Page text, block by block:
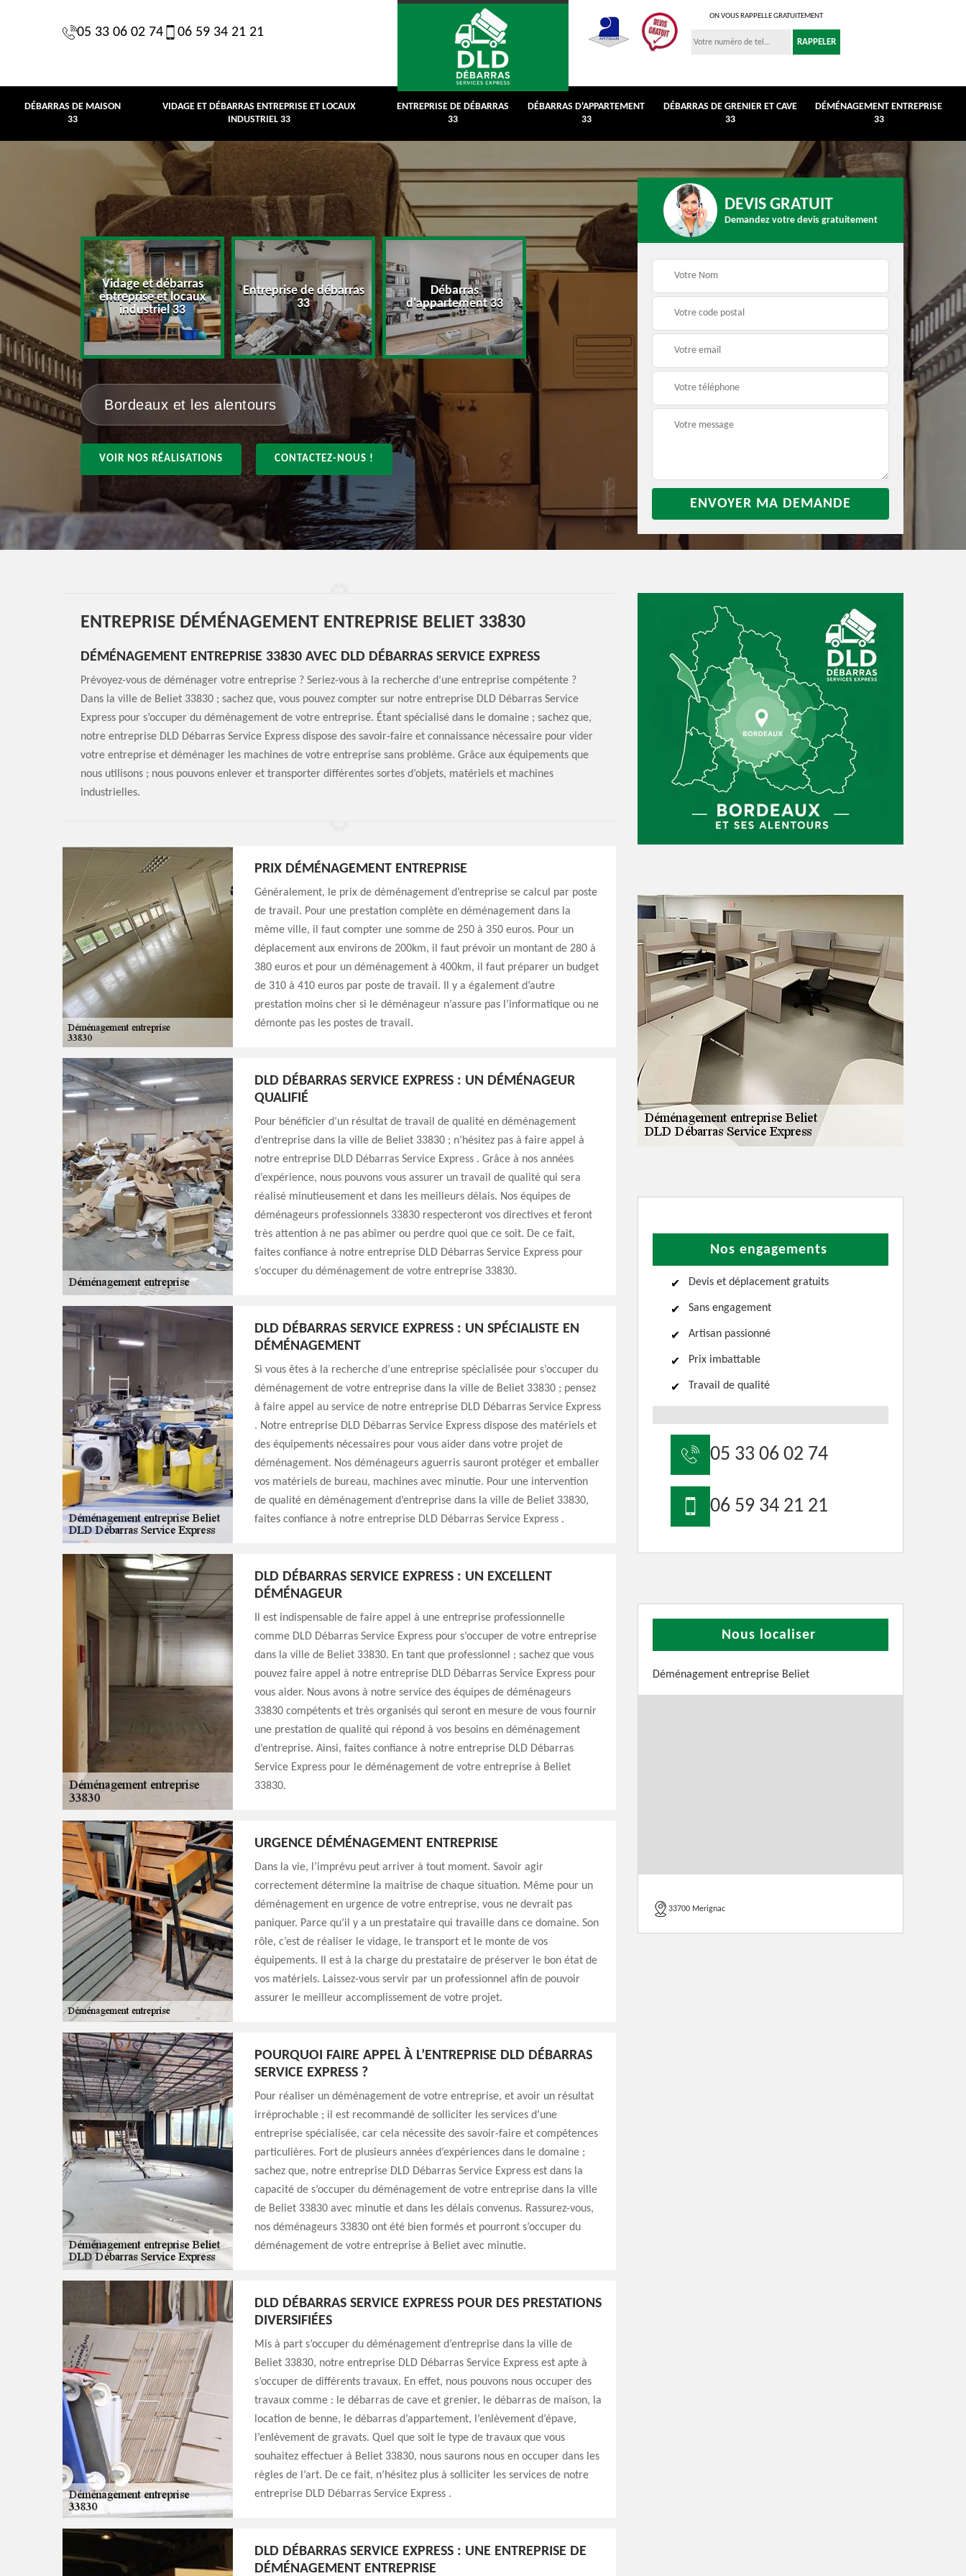
05 33 06 02 74 06 59 34 21 21
ON VOUS RAPPELLE GRATUITEMENT
DÉBARRAS DE MAISON
33
VIDAGE ET DÉBARRAS ENTREPRISE ET LOCAUX
INDUSTRIEL 33
ENTREPRISE DE DÉBARRAS
33
DÉBARRAS D'APPARTEMENT
33
DÉBARRAS DE GRENIER ET CAVE
33
DÉMÉNAGEMENT ENTREPRISE
33
maison 33
Vidage et débarras
entreprise et locaux
industriel 33
Entreprise de débarras
33
Débarras
d'appartement 33
Débarras de grenier et
Déménagement
Débarras de maison 33
Bordeaux et les alentours
VOIR NOS RÉALISATIONS CONTACTEZ-NOUS !
DEVIS GRATUIT
Demandez votre devis gratuitement
ENTREPRISE DÉMÉNAGEMENT ENTREPRISE BELIET 33830
DÉMÉNAGEMENT ENTREPRISE 33830 AVEC DLD DÉBARRAS SERVICE EXPRESS
Prévoyez-vous de déménager votre entreprise ? Seriez-vous à la recherche d’une entreprise compétente ?
Dans la ville de Beliet 33830 ; sachez que, vous pouvez compter sur notre entreprise DLD Débarras Service
Express pour s’occuper du déménagement de votre entreprise. Étant spécialisé dans le domaine ; sachez que,
notre entreprise DLD Débarras Service Express dispose des savoir-faire et connaissance nécessaire pour vider
votre entreprise et déménager les machines de votre entreprise sans problème. Grâce aux équipements que
nous utilisons ; nous pouvons enlever et transporter différentes sortes d’objets, matériels et machines
industrielles.
PRIX DÉMÉNAGEMENT ENTREPRISE
Généralement, le prix de déménagement d’entreprise se calcul par poste
de travail. Pour une prestation complète en déménagement dans la
même ville, il faut compter une somme de 250 à 350 euros. Pour un
déplacement aux environs de 200km, il faut prévoir un montant de 280 à
380 euros et pour un déménagement à 400km, il faut préparer un budget
de 310 à 410 euros par poste de travail. Il y a également d’autre
prestation moins cher si le déménageur n’assure pas l’informatique ou ne
démonte pas les postes de travail.
DLD DÉBARRAS SERVICE EXPRESS : UN DÉMÉNAGEUR
QUALIFIÉ
Pour bénéficier d’un résultat de travail de qualité en déménagement
d’entreprise dans la ville de Beliet 33830 ; n’hésitez pas à faire appel à
notre entreprise DLD Débarras Service Express . Grâce à nos années
d’expérience, nous pouvons vous assurer un travail de qualité qui sera
réalisé minutieusement et dans les meilleurs délais. Nos équipes de
déménageurs professionnels 33830 respecteront vos directives et feront
très attention à ne pas abîmer ou perdre quoi que ce soit. De ce fait,
faites confiance à notre entreprise DLD Débarras Service Express pour
s’occuper du déménagement de votre entreprise 33830.
DLD DÉBARRAS SERVICE EXPRESS : UN SPÉCIALISTE EN
DÉMÉNAGEMENT
Si vous êtes à la recherche d’une entreprise spécialisée pour s’occuper du
déménagement de votre entreprise dans la ville de Beliet 33830 ; pensez
à faire appel au service de notre entreprise DLD Débarras Service Express
. Notre entreprise DLD Débarras Service Express dispose des matériels et
des équipements nécessaires pour vous aider dans votre projet de
déménagement. Nos déménageurs aguerris sauront protéger et emballer
vos matériels de bureau, machines avec minutie. Pour une intervention
de qualité en déménagement d’entreprise dans la ville de Beliet 33830,
faites confiance à notre entreprise DLD Débarras Service Express .
DLD DÉBARRAS SERVICE EXPRESS : UN EXCELLENT
DÉMÉNAGEUR
Il est indispensable de faire appel à une entreprise professionnelle
comme DLD Débarras Service Express pour s’occuper de votre entreprise
dans la ville de Beliet 33830. En tant que professionnel ; sachez que vous
pouvez faire appel à notre entreprise DLD Débarras Service Express pour
vous aider. Nous avons à notre service des équipes de déménageurs
33830 compétents et très organisés qui seront en mesure de vous fournir
une prestation de qualité qui répond à vos besoins en déménagement
d’entreprise. Ainsi, faites confiance à notre entreprise DLD Débarras
Service Express pour le déménagement de votre entreprise à Beliet
33830.
URGENCE DÉMÉNAGEMENT ENTREPRISE
Dans la vie, l’imprévu peut arriver à tout moment. Savoir agir
correctement détermine la maitrise de chaque situation. Même pour un
déménagement en urgence de votre entreprise, vous ne devrait pas
paniquer. Parce qu’il y a un prestataire qui travaille dans ce domaine. Son
rôle, c’est de réaliser le vidage, le transport et le monte de vos
équipements. Il est à la charge du prestataire de préserver le bon état de
vos matériels. Laissez-vous servir par un professionnel afin de pouvoir
assurer le meilleur accomplissement de votre projet.
POURQUOI FAIRE APPEL À L’ENTREPRISE DLD DÉBARRAS
SERVICE EXPRESS ?
Pour réaliser un déménagement de votre entreprise, et avoir un résultat
irréprochable ; il est recommandé de solliciter les services d’une
entreprise spécialisée, car cela nécessite des savoir-faire et compétences
particulières. Fort de plusieurs années d’expériences dans le domaine ;
sachez que, notre entreprise DLD Débarras Service Express est dans la
capacité de s’occuper du déménagement de votre entreprise dans la ville
de Beliet 33830 avec minutie et dans les délais convenus. Rassurez-vous,
nos déménageurs 33830 ont été bien formés et pourront s’occuper du
déménagement de votre entreprise à Beliet avec minutie.
DLD DÉBARRAS SERVICE EXPRESS POUR DES PRESTATIONS
DIVERSIFIÉES
Mis à part s’occuper du déménagement d’entreprise dans la ville de
Beliet 33830, notre entreprise DLD Débarras Service Express est apte à
s’occuper de différents travaux. En effet, nous pouvons nous occuper des
travaux comme : le débarras de cave et grenier, le débarras de maison, la
location de benne, le débarras d’appartement, l’enlèvement d’épave,
l’enlèvement de gravats. Quel que soit le type de travaux que vous
souhaitez effectuer à Beliet 33830, nous saurons nous en occuper dans les
règles de l’art. De ce fait, n’hésitez plus à solliciter les services de notre
entreprise DLD Débarras Service Express .
DLD DÉBARRAS SERVICE EXPRESS : UNE ENTREPRISE DE
DÉMÉNAGEMENT ENTREPRISE
Nos engagements
Devis et déplacement gratuits
Sans engagement
Artisan passionné
Prix imbattable
Travail de qualité
05 33 06 02 74
06 59 34 21 21
Nous localiser
Déménagement entreprise Beliet
33700 Merignac